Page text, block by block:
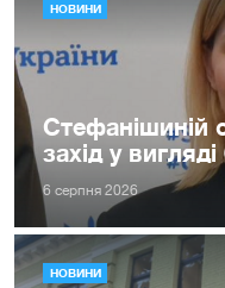
НОВИНИ
Стефанішиній
захід у
6 серпня 2026
НОВИНИ